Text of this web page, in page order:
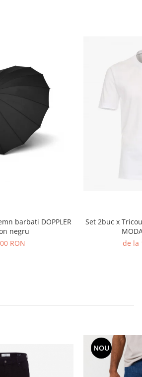
barbati DOPPLER
negru
RON
Set 2buc x
de la
NOU